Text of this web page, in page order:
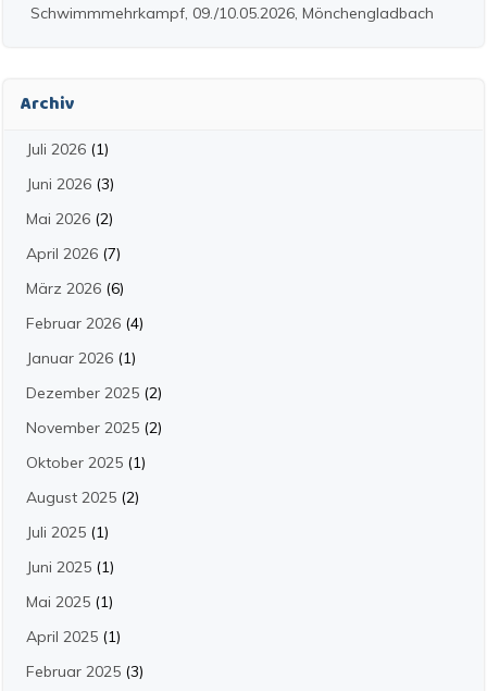
Schwimmmehrkampf, 09./10.05.2026, Mönchengladbach
Archiv
Juli 2026 (1)
Juni 2026 (3)
Mai 2026 (2)
April 2026 (7)
März 2026 (6)
Februar 2026 (4)
Januar 2026 (1)
Dezember 2025 (2)
November 2025 (2)
Oktober 2025 (1)
August 2025 (2)
Juli 2025 (1)
Juni 2025 (1)
Mai 2025 (1)
April 2025 (1)
Februar 2025 (3)